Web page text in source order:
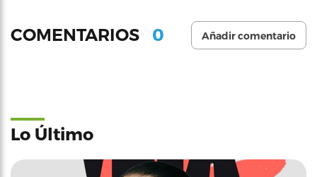
COMENTARIOS 0 Añadir comentario
Lo Último